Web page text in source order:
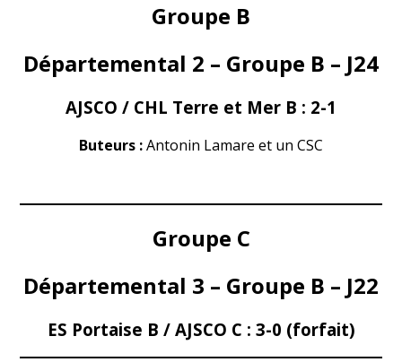
Groupe B
Départemental 2 – Groupe B – J24
AJSCO / CHL Terre et Mer B : 2-1
Buteurs :Antonin Lamare et un CSC
Groupe C
Départemental 3 – Groupe B – J22
ES Portaise B / AJSCO C : 3-0 (forfait)